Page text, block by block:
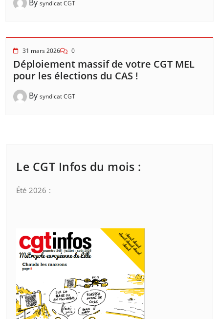
By syndicat CGT
31 mars 2026 0
Déploiement massif de votre CGT MEL
pour les élections du CAS !
By syndicat CGT
Le CGT Infos du mois :
Été 2026 :